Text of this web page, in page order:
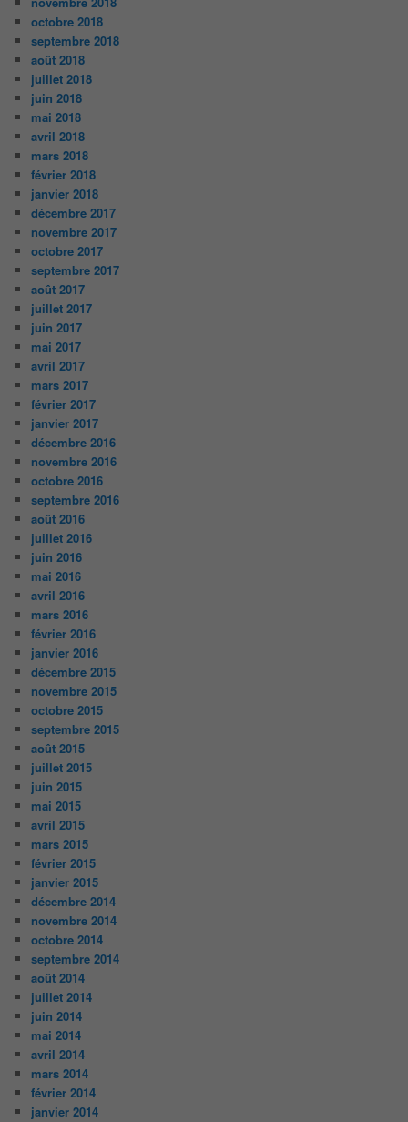
octobre 2018
septembre 2018
août 2018
juillet 2018
juin 2018
mai 2018
avril 2018
mars 2018
février 2018
janvier 2018
décembre 2017
novembre 2017
octobre 2017
septembre 2017
août 2017
juillet 2017
juin 2017
mai 2017
avril 2017
mars 2017
février 2017
janvier 2017
décembre 2016
novembre 2016
octobre 2016
septembre 2016
août 2016
juillet 2016
juin 2016
mai 2016
avril 2016
mars 2016
février 2016
janvier 2016
décembre 2015
novembre 2015
octobre 2015
septembre 2015
août 2015
juillet 2015
juin 2015
mai 2015
avril 2015
mars 2015
février 2015
janvier 2015
décembre 2014
novembre 2014
octobre 2014
septembre 2014
août 2014
juillet 2014
juin 2014
mai 2014
avril 2014
mars 2014
février 2014
janvier 2014